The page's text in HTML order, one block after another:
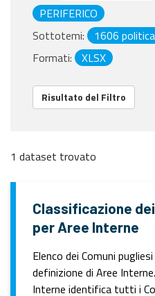
PERIFERICO
Sottotemi:
1606
Formati:
XLSX
Risultato del Filtro
1 dataset trovato
Classificazione
per Aree Interne
Elenco dei Comuni
definizione di Aree
Interne identifica tutti i